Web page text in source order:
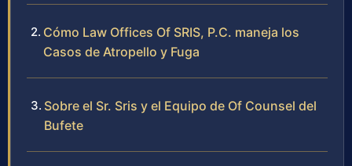
Cómo Law Offices Of SRIS, P.C. maneja los
Casos de Atropello y Fuga
Sobre el Sr. Sris y el Equipo de Of Counsel del
Bufete